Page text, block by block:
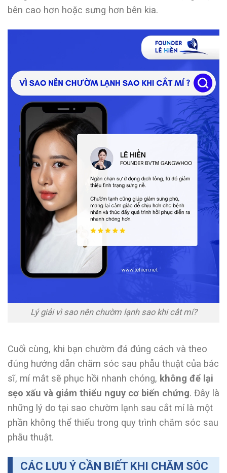
bên cao hơn hoặc sưng hơn bên kia.
Lý giải vì sao nên chườm lạnh sao khi cắt mí?
Cuối cùng, khi bạn chườm đá đúng cách và theo
đúng hướng dẫn chăm sóc sau phẫu thuật của bác
sĩ, mí mắt sẽ phục hồi nhanh chóng, không để lại
sẹo xấu và giảm thiểu nguy cơ biến chứng. Đây là
những lý do tại sao chườm lạnh sau cắt mí là một
phần không thể thiếu trong quy trình chăm sóc sau
phẫu thuật.
CÁC LƯU Ý CẦN BIẾT KHI CHĂM SÓC